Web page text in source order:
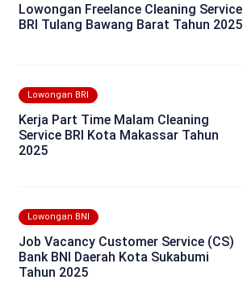
Lowongan Freelance Cleaning Service
BRI Tulang Bawang Barat Tahun 2025
Lowongan BRI
Kerja Part Time Malam Cleaning
Service BRI Kota Makassar Tahun
2025
Lowongan BNI
Job Vacancy Customer Service (CS)
Bank BNI Daerah Kota Sukabumi
Tahun 2025